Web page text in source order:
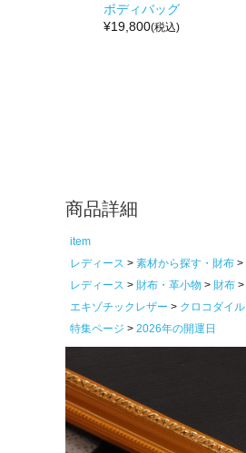
ボディバッグ
¥19,800(税込)
商品詳細
item
レディース
素材から探す・財布
レディース
財布・革小物 財布
エキゾチックレザー
クロコダイル
特集ページ
2026年の開運日